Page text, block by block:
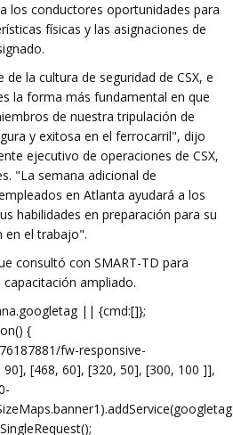
los conductores oportunidades para
físicas y las asignaciones de
la cultura de seguridad de CSX, e
la forma más fundamental en que
de nuestra tripulación de
y exitosa en el ferrocarril", dijo
ejecutivo de operaciones de CSX,
"La semana adicional de
en Atlanta ayudará a los
habilidades en preparación para su
en el trabajo".
consultó con SMART-TD para
ampliado.
|| {cmd:[]};
{
fw-responsive-
[468, 60], [320, 50], [300, 100 ]],